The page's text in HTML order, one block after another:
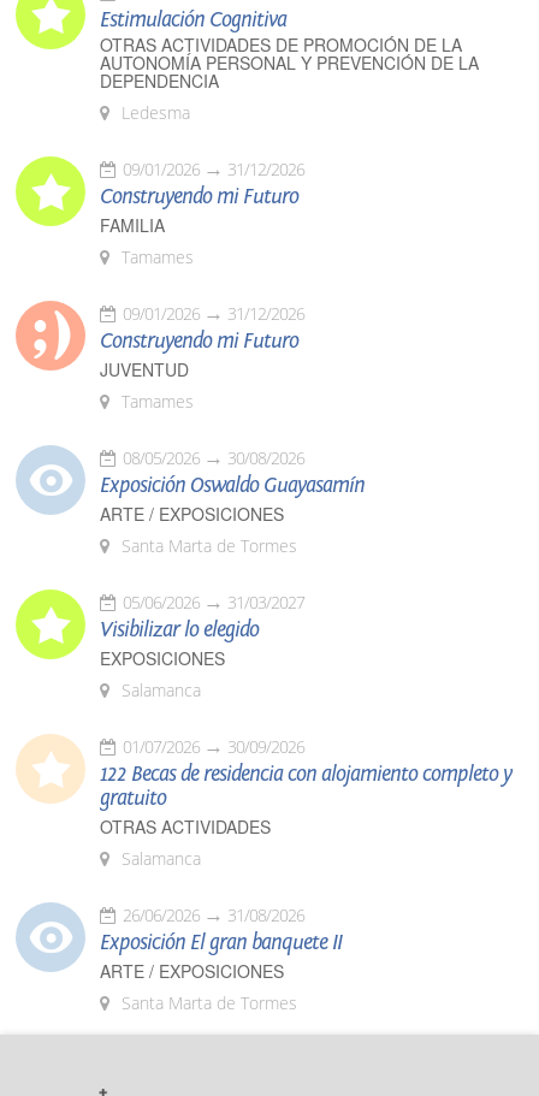
Estimulación Cognitiva
OTRAS ACTIVIDADES DE PROMOCIÓN DE LA
AUTONOMÍA PERSONAL Y PREVENCIÓN DE LA
DEPENDENCIA
Ledesma
09/01/2026 31/12/2026
Construyendo mi Futuro
FAMILIA
Tamames
09/01/2026 31/12/2026
Construyendo mi Futuro
JUVENTUD
Tamames
08/05/2026 30/08/2026
Exposición Oswaldo Guayasamín
ARTE / EXPOSICIONES
Santa Marta de Tormes
05/06/2026 31/03/2027
Visibilizar lo elegido
EXPOSICIONES
Salamanca
01/07/2026 30/09/2026
122 Becas de residencia con alojamiento completo y
gratuito
OTRAS ACTIVIDADES
Salamanca
26/06/2026 31/08/2026
Exposición El gran banquete II
ARTE / EXPOSICIONES
Santa Marta de Tormes